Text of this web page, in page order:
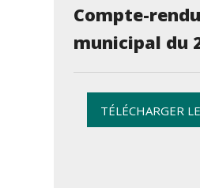
Compte-
municipal du
TÉLÉCHARGER